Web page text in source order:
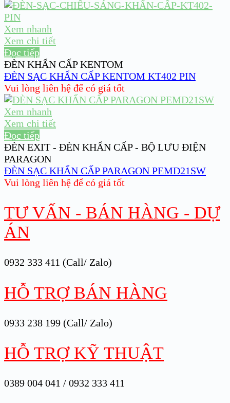
Xem nhanh
Xem chi tiết
Đọc tiếp
ĐÈN KHẨN CẤP KENTOM
ĐÈN SẠC KHẨN CẤP KENTOM KT402 PIN
Vui lòng liên hệ để có giá tốt
Xem nhanh
Xem chi tiết
Đọc tiếp
ĐÈN EXIT - ĐÈN KHẨN CẤP - BỘ LƯU ĐIỆN
PARAGON
ĐÈN SẠC KHẨN CẤP PARAGON PEMD21SW
Vui lòng liên hệ để có giá tốt
TƯ VẤN - BÁN HÀNG - DỰ
ÁN
0932 333 411 (Call/ Zalo)
HỖ TRỢ BÁN HÀNG
0933 238 199 (Call/ Zalo)
HỖ TRỢ KỸ THUẬT
0389 004 041 / 0932 333 411